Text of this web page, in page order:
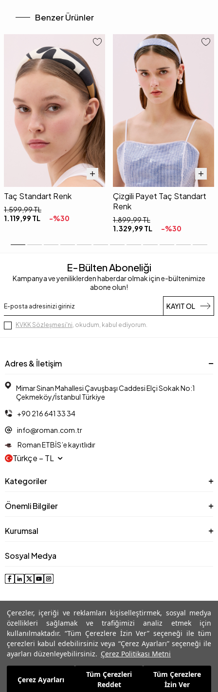
Çerezler, içeriği ve reklamları kişiselleştirmek, sosyal medya
özellikleri sağlamak ve trafiğimizi analiz etmek için
kullanılmaktadır. “Tüm Çerezlere İzin Ver” seçeneği ile tüm
çerezleri kabul edebilirsiniz veya “Çerez Ayarları” seçeneği ile
ayarları düzenleyebilirsiniz. Çerez Politikası Metni
Çerez Ayarları
Tüm Çerezleri
Reddet
Tüm Çerezlere
İzin Ver
4.859,99 TL
3.401,99 Sepete Ekle
Benzer Ürünler
Taç Standart Renk
1.599,99TL
1.119,99 TL -%30
Çizgili Payet Taç Standart
Renk
1.899,99TL
1.329,99 TL -%30
E-Bülten Aboneliği
Kampanya ve yeniliklerden haberdar olmak için e-bültenimize
abone olun!
KAYIT OL
KVKK Sözleşmesi'ni, okudum, kabul ediyorum.
Adres & İletişim
Mimar Sinan Mahallesi Çavuşbaşı Caddesi Elçi Sokak No:1
Çekmeköy/İstanbul Türkiye
+90 216 641 33 34
info@roman.com.tr
Roman ETBİS’e kayıtlıdır
Türkçe − TL
Kategoriler
Önemli Bilgiler
Kurumsal
Sosyal Medya
© 2025 Roman® Tüm Hakları Saklıdır, İzinsiz kullanılamaz